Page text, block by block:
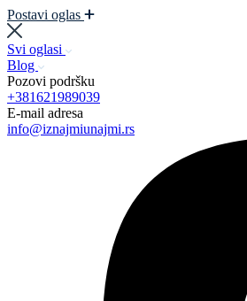
Postavi oglas
Svi oglasi
Blog
Pozovi podršku
+381621989039
E-mail adresa
info@iznajmiunajmi.rs